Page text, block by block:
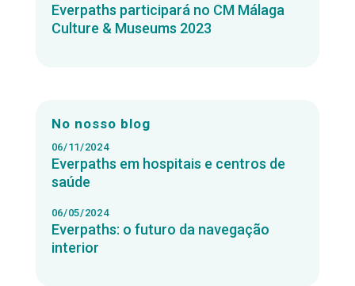
Everpaths participará no CM Málaga
Culture & Museums 2023
No nosso blog
Everpaths em hospitais e centros de
saúde
06/11/2024
Everpaths: o futuro da navegação
interior
06/05/2024